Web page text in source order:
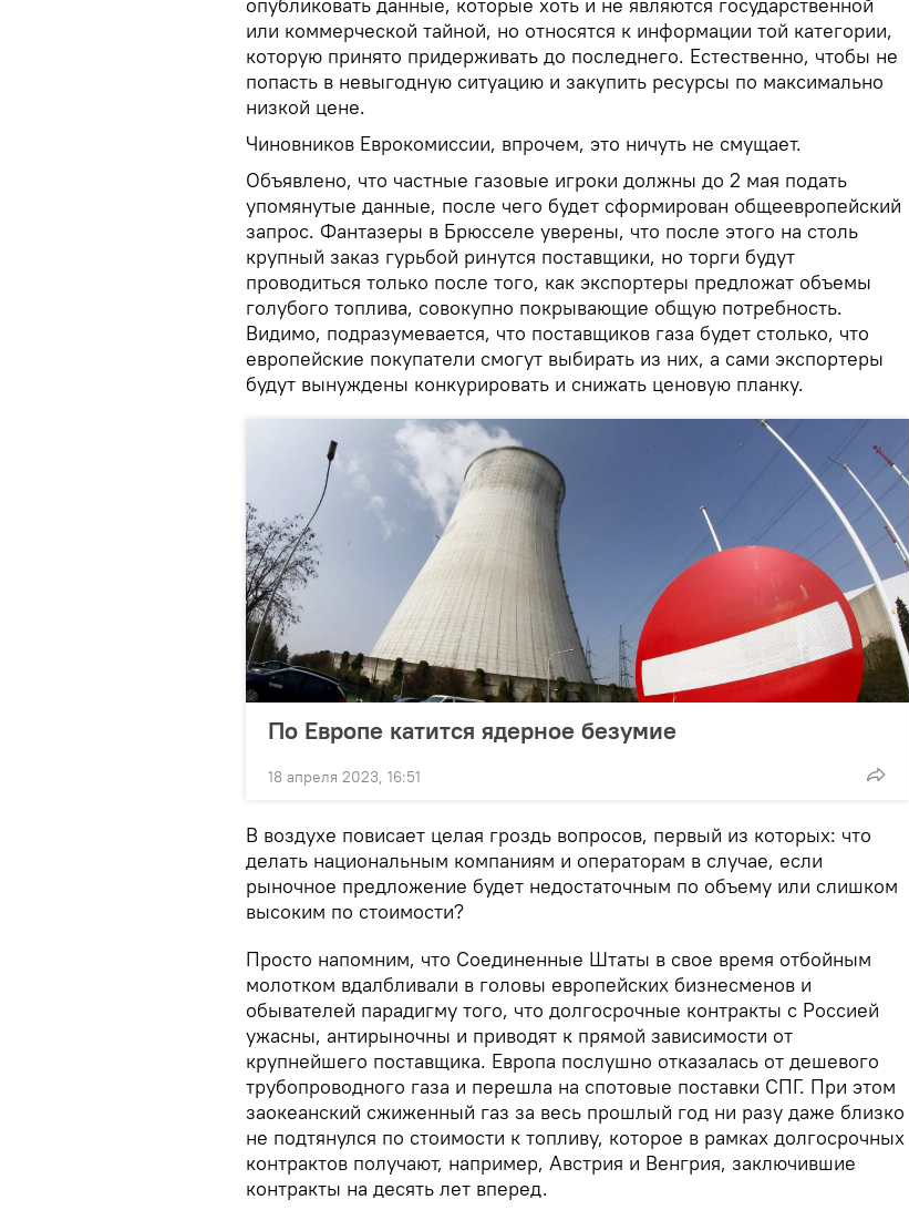
или коммерческой тайной, но относятся к информации той категории,
которую принято придерживать до последнего. Естественно, чтобы не
попасть в невыгодную ситуацию и закупить ресурсы по максимально
низкой цене.
Чиновников Еврокомиссии, впрочем, это ничуть не смущает.
Объявлено, что частные газовые игроки должны до 2 мая подать
упомянутые данные, после чего будет сформирован общеевропейский
запрос. Фантазеры в Брюсселе уверены, что после этого на столь
крупный заказ гурьбой ринутся поставщики, но торги будут
проводиться только после того, как экспортеры предложат объемы
голубого топлива, совокупно покрывающие общую потребность.
Видимо, подразумевается, что поставщиков газа будет столько, что
европейские покупатели смогут выбирать из них, а сами экспортеры
будут вынуждены конкурировать и снижать ценовую планку.
По Европе катится ядерное безумие
18 апреля 2023, 16:51
В воздухе повисает целая гроздь вопросов, первый из которых: что
делать национальным компаниям и операторам в случае, если
рыночное предложение будет недостаточным по объему или слишком
высоким по стоимости?
Просто напомним, что Соединенные Штаты в свое время отбойным
молотком вдалбливали в головы европейских бизнесменов и
обывателей парадигму того, что долгосрочные контракты с Россией
ужасны, антирыночны и приводят к прямой зависимости от
крупнейшего поставщика. Европа послушно отказалась от дешевого
трубопроводного газа и перешла на спотовые поставки СПГ. При этом
заокеанский сжиженный газ за весь прошлый год ни разу даже близко
не подтянулся по стоимости к топливу, которое в рамках долгосрочных
контрактов получают, например, Австрия и Венгрия, заключившие
контракты на десять лет вперед.